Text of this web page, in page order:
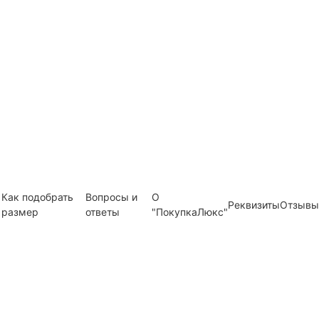
Как подобрать
размер
Вопросы и
ответы
О
"ПокупкаЛюкс"
РеквизитыОтзывы